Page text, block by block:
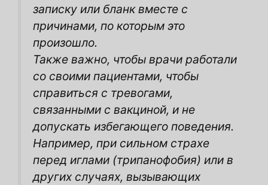
записку или бланк вместе с
причинами, по которым это
произошло.
Также важно, чтобы врачи работали
со своими пациентами, чтобы
справиться с тревогами,
связанными с вакциной, и не
допускать избегающего поведения.
Например, при сильном страхе
перед иглами (трипанофобия) или в
других случаях, вызывающих